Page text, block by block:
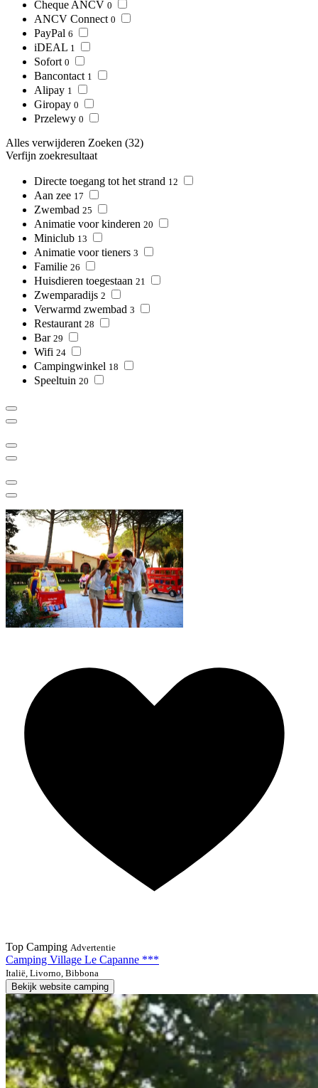
Cheque ANCV 0
ANCV Connect 0
PayPal 6
iDEAL 1
Sofort 0
Bancontact 1
Alipay 1
Giropay 0
Przelewy 0
Alles verwijderen Zoeken (32)
Verfijn zoekresultaat
Directe toegang tot het strand 12
Aan zee 17
Zwembad 25
Animatie voor kinderen 20
Miniclub 13
Animatie voor tieners 3
Familie 26
Huisdieren toegestaan 21
Zwemparadijs 2
Verwarmd zwembad 3
Restaurant 28
Bar 29
Wifi 24
Campingwinkel 18
Speeltuin 20
Top Camping Advertentie
Camping Village Le Capanne ***
Italië, Livorno, Bibbona
Bekijk website camping